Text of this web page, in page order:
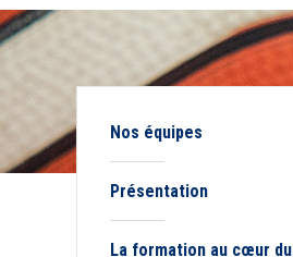
Nos équipes
Présentation
La formation au cœur du